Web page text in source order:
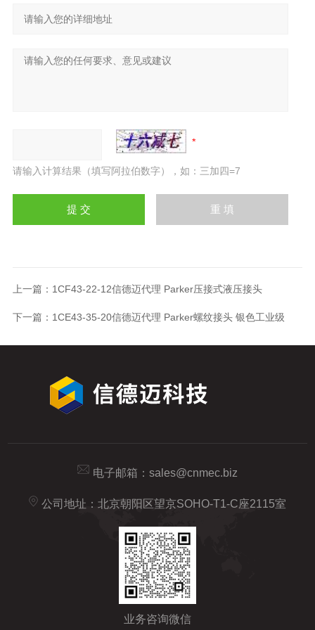
请输入计算结果（填写阿拉伯数字），如：三加四=7
上一篇： 1CF43-22-12信德迈代理 Parker压接式液压接头
下一篇： 1CE43-35-20信德迈代理 Parker螺纹接头 银色工业级
电子邮箱： sales@cnmec.biz
公司地址：北京朝阳区望京SOHO-T1-C座2115室
业务咨询微信